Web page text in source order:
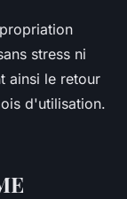
stress ni
ainsi le retour
d'utilisation.